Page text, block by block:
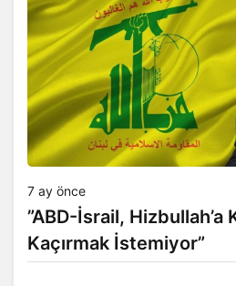
7 ay önce
​​​​​​​”ABD-İsrail, Hizbullah’a
Kaçırmak İstemiyor”